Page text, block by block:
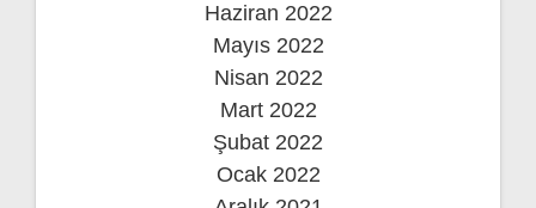
Haziran 2022
Mayıs 2022
Nisan 2022
Mart 2022
Şubat 2022
Ocak 2022